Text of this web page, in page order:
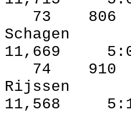
73
806
Schagen
11,669
74
910
Rijssen
11,568